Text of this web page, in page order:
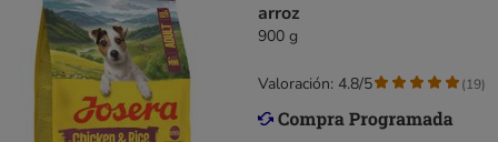
arroz
900 g
Valoración: 4.8/5 (19)